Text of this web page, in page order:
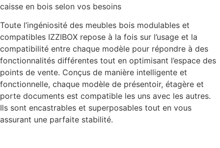
caisse en bois selon vos besoins
Toute l’ingéniosité des meubles bois modulables et
compatibles IZZIBOX repose à la fois sur l’usage et la
compatibilité entre chaque modèle pour répondre à des
fonctionnalités différentes tout en optimisant l’espace des
points de vente. Conçus de manière intelligente et
fonctionnelle, chaque modèle de présentoir, étagère et
porte documents est compatible les uns avec les autres.
Ils sont encastrables et superposables tout en vous
assurant une parfaite stabilité.